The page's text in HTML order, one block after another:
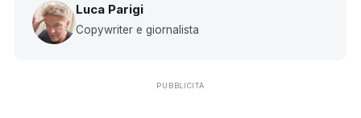
Luca Parigi
Copywriter e giornalista
PUBBLICITÀ